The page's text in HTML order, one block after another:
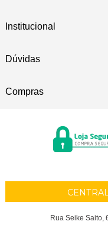
Institucional
Dúvidas
Compras
Rua Seike Saito,